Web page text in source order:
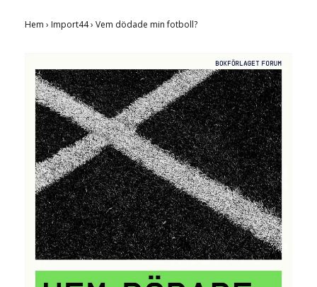
Hem › Import44› Vem dödade min fotboll?